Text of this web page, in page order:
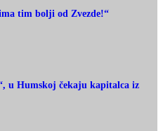
tim bolji od Zvezde!“
u Humskoj čekaju kapitalca iz